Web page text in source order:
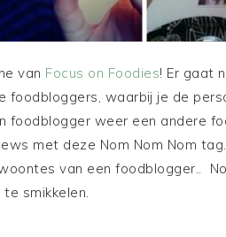
van Focus on Foodies! Er gaat
foodbloggers, waarbij je de
foodblogger weer een andere
met deze Nom Nom Nom
van een foodblogger..
smikkelen.